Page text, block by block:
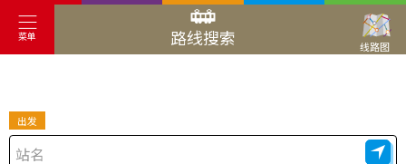
菜单 路线搜索 线路图
出发